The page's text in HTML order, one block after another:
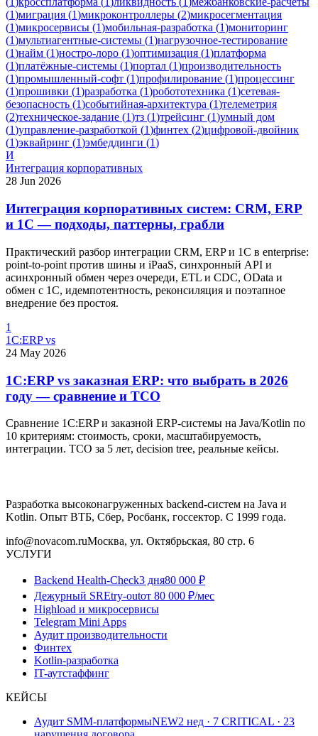
(1)миграция (1)микроконтроллеры (2)микросегментация
(1)микросервисы (1)мобильная-разработка (1)мониторинг
(1)мультиагентные-системы (1)нагрузочное-тестирование
(1)найм (1)ностро-лоро (1)оптимизация (1)платформа
(1)платёжные-системы (1)портал (1)производительность
(1)промышленный-софт (1)профилирование (1)процессинг
(1)прошивки (1)разработка (1)робототехника (1)сетевая-
безопасность (1)событийная-архитектура (1)телеметрия
(2)техническое-задание (1)тз (1)трейсинг (1)умный дом
(1)управление-разработкой (1)финтех (2)цифровой-двойник
(1)эквайринг (1)эмбеддинги (1)
И
Интеграция корпоративных
28 Jun 2026
Интеграция корпоративных систем: CRM, ERP
и 1С — подходы, паттерны, грабли
Практический разбор интеграции CRM, ERP и 1С в enterprise:
point-to-point против шины и iPaaS, синхронный API и
асинхронный обмен через очереди, ETL и CDC, OData и
обмен с 1С, идемпотентность, реконсиляция и поэтапное
внедрение без простоя.
1
1С:ERP vs
24 May 2026
1С:ERP vs заказная ERP: что выбрать в 2026
году — сравнение и TCO
Сравнение 1С:ERP и заказной ERP-системы на Java/Kotlin по
10 критериям: стоимость, сроки, масштабируемость,
интеграции. TCO за 5 лет, decision tree, реальные кейсы.
Разработка высоконагруженных backend-систем на Java и
Kotlin. Опыт ВТБ, Сбер, Росбанк, госсектор. С 1999 года.
info@novacom.ruМосква, ул. Октябрьская, 80 стр. 6
УСЛУГИ
Backend Health-Check3 дня80 000 ₽
Дежурный SREtry-outот 80 000 ₽/мес
Highload и микросервисы
Telegram Mini Apps
Аудит производительности
Финтех
Kotlin-разработка
IT-аутстаффинг
КЕЙСЫ
Аудит SMM-платформыNEW2 нед · 7 CRITICAL · 23